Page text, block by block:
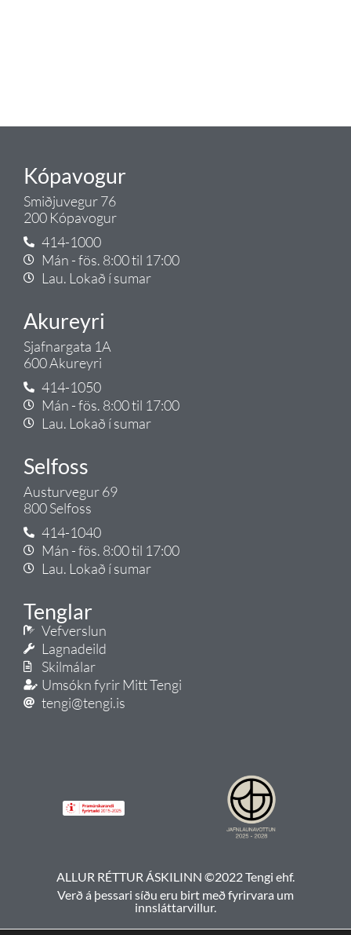
Kópavogur
Smiðjuvegur 76
200 Kópavogur
414-1000
Mán - fös. 8:00 til 17:00
Lau. Lokað í sumar
Akureyri
Sjafnargata 1A
600 Akureyri
414-1050
Mán - fös. 8:00 til 17:00
Lau. Lokað í sumar
Selfoss
Austurvegur 69
800 Selfoss
414-1040
Mán - fös. 8:00 til 17:00
Lau. Lokað í sumar
Tenglar
Vefverslun
Lagnadeild
Skilmálar
Umsókn fyrir Mitt Tengi
tengi@tengi.is
ALLUR RÉTTUR ÁSKILINN ©2022 Tengi ehf.
Verð á þessari síðu eru birt með fyrirvara um
innsláttarvillur.